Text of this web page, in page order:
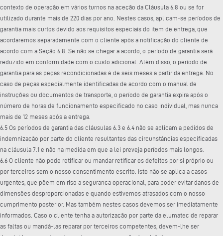
contexto de operação em vários turnos na aceção da Cláusula 6.8 ou se for
utilizado durante mais de 220 dias por ano. Nestes casos, aplicam-se períodos de
garantia mais curtos devido aos requisitos especiais do item de entrega, que
acordaremos separadamente com o cliente após a notificação do cliente de
acordo com a Seção 6.8. Se não se chegar a acordo, o período de garantia será
reduzido em conformidade com o custo adicional. Além disso, o período de
garantia para as peças recondicionadas é de seis meses a partir da entrega. No
caso de peças especialmente identificadas de acordo com o manual de
instruções ou documentos de transporte, o período de garantia expira após o
número de horas de funcionamento especificado no caso individual, mas nunca
mais de 12 meses após a entrega.
6.5 Os períodos de garantia das cláusulas 6.3 e 6.4 não se aplicam a pedidos de
indemnização por parte do cliente resultantes das circunstâncias especificadas
na cláusula 7.1 e não na medida em que a lei preveja períodos mais longos.
6.6 O cliente não pode retificar ou mandar retificar os defeitos por si próprio ou
por terceiros sem o nosso consentimento escrito. Isto não se aplica a casos
urgentes, que põem em riso a segurança operacional, para poder evitar danos de
dimensões desproporcionadas e quando estivemos atrasados com o nosso
cumprimento posterior. Mas também nestes casos devemos ser imediatamente
informados. Caso o cliente tenha a autorização por parte da elumatec de reparar
as faltas ou mandá-las reparar por terceiros competentes, devem-lhe ser